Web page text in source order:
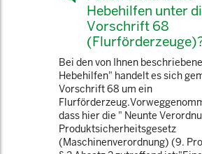
Hebehilfen unter
Vorschrift 68
Bei den von Ihnen
Hebehilfen" handelt es sich
Vorschrift 68 um ein
dass hier die " Neunte
Produktsicherheitsgesetz
(Maschinenverordnung) (9.